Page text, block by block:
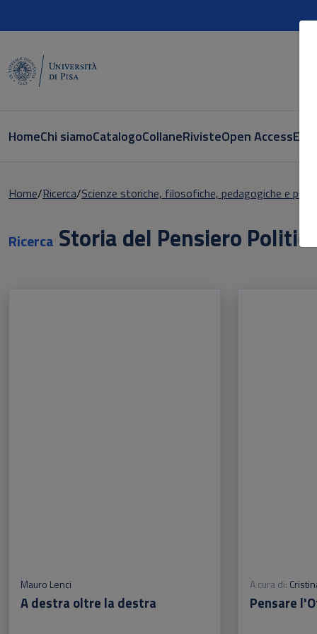
HomeChi siamoCatalogoCollaneRivisteOpen AccessE-
Home Ricerca Scienze storiche, filosofiche, pedagogiche e
Ricerca Storia del Pensiero
Mauro Lenci
A destra oltre la destra
A cura di:
Pensare